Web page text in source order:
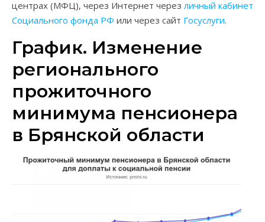
центрах (МФЦ), через Интернет черезличный кабинет
Социального фонда РФ или через сайт Госуслуги.
График. Изменение
регионального
прожиточного
минимума пенсионера
в Брянской области